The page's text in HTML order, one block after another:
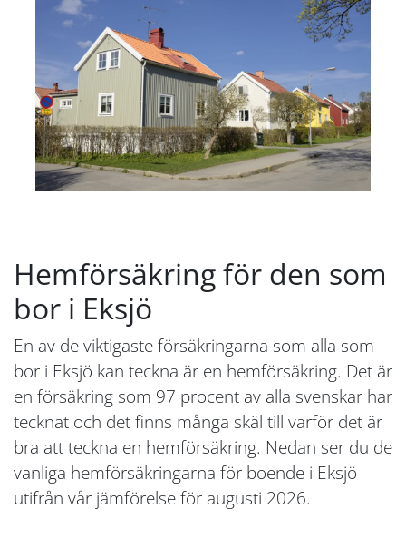
Hemförsäkring för den som
bor i Eksjö
En av de viktigaste försäkringarna som alla som
bor i Eksjö kan teckna är en hemförsäkring. Det är
en försäkring som 97 procent av alla svenskar har
tecknat och det finns många skäl till varför det är
bra att teckna en hemförsäkring. Nedan ser du de
vanliga hemförsäkringarna för boende i Eksjö
utifrån vår jämförelse för augusti 2026.